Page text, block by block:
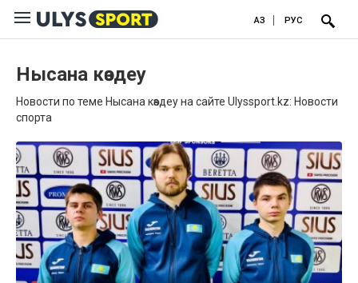
ҚАЗ РУС
Нысана көздеу
Новости по теме Нысана көздеу на сайте Ulyssport.kz: Новости
спорта